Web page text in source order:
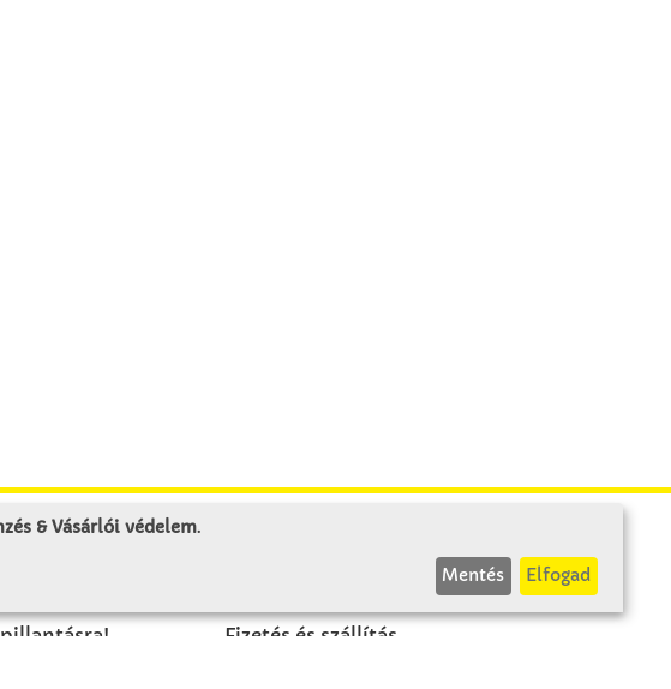
Fizetés és szállítás
& Vásárlói védelem.
Mentés Elfogad